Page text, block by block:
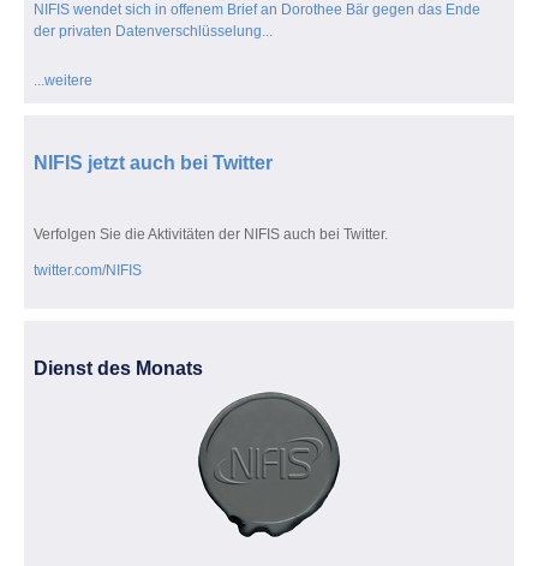
NIFIS wendet sich in offenem Brief an Dorothee Bär gegen das Ende
der privaten Datenverschlüsselung...
...weitere
NIFIS jetzt auch bei Twitter
Verfolgen Sie die Aktivitäten der NIFIS auch bei Twitter.
twitter.com/NIFIS
Dienst des Monats